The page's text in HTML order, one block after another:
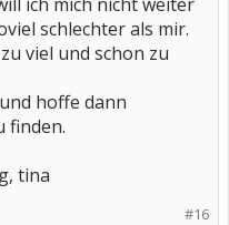
schlechter als mir.
viel und schon zu
hoffe dann
finden.
tina
#16